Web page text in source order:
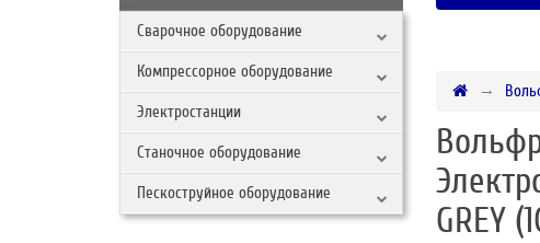
Сварочное оборудование
Компрессорное оборудование
Электростанции
Станочное оборудование
Пескоструйное оборудование
GREY